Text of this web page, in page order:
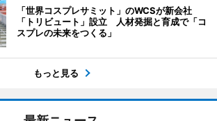
「世界コスプレサミット」のWCSが新会社
「トリビュート」設立 人材発掘と育成で「コ
スプレの未来をつくる」
もっと見る